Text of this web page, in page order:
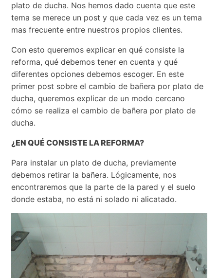
plato de ducha. Nos hemos dado cuenta que este
tema se merece un post y que cada vez es un tema
mas frecuente entre nuestros propios clientes.
Con esto queremos explicar en qué consiste la
reforma, qué debemos tener en cuenta y qué
diferentes opciones debemos escoger. En este
primer post sobre el cambio de bañera por plato de
ducha, queremos explicar de un modo cercano
cómo se realiza el cambio de bañera por plato de
ducha.
¿EN QUÉ CONSISTE LA REFORMA?
Para instalar un plato de ducha, previamente
debemos retirar la bañera. Lógicamente, nos
encontraremos que la parte de la pared y el suelo
donde estaba, no está ni solado ni alicatado.